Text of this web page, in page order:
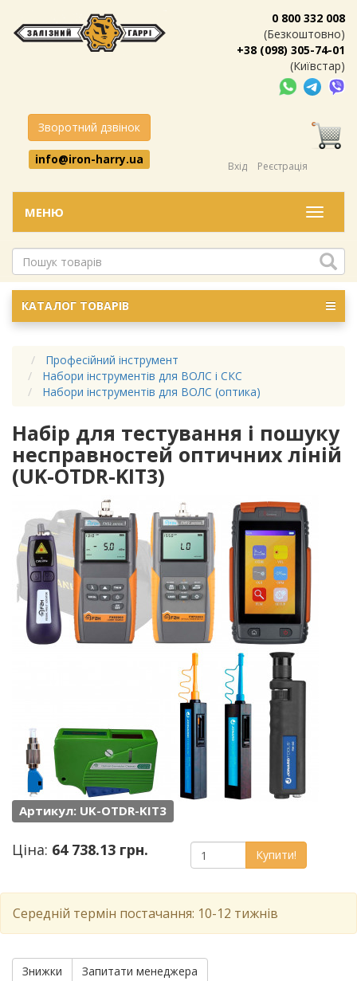
0 800 332 008
(Безкоштовно)
+38 (098) 305-74-01
(Київстар)
Зворотний дзвінок
info@iron-harry.ua
Вхід Реєстрація
Меню
МЕНЮ
КАТАЛОГ ТОВАРІВ
Професійний інструмент
Набори інструментів для ВОЛС і СКС
Набори інструментів для ВОЛС (оптика)
Набір для тестування і пошуку
несправностей оптичних ліній
(UK-OTDR-KIT3)
Артикул: UK-OTDR-KIT3
Ціна: 64 738.13 грн. Купити!
Середній термін постачання: 10-12 тижнів
Знижки Запитати менеджера